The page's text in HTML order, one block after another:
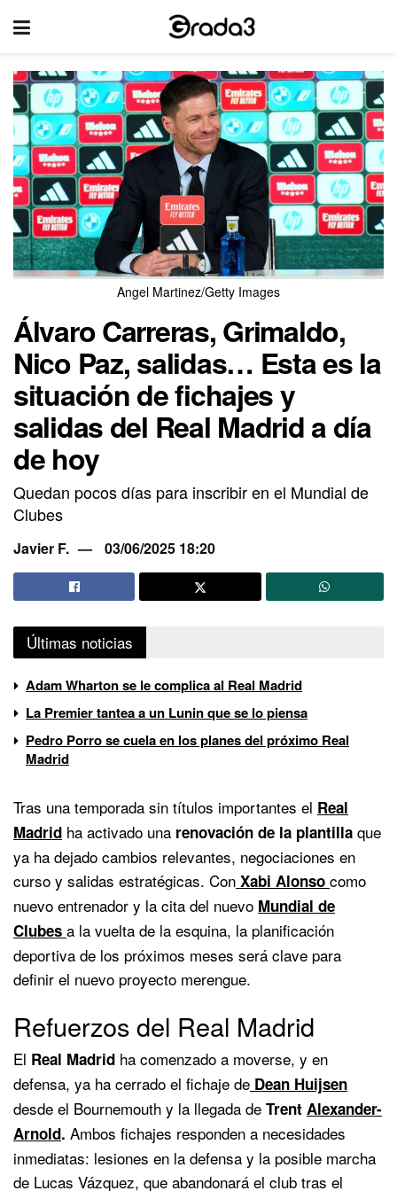
Angel Martinez/Getty Images
Álvaro Carreras, Grimaldo,
Nico Paz, salidas… Esta es la
situación de fichajes y
salidas del Real Madrid a día
de hoy
Quedan pocos días para inscribir en el Mundial de
Clubes
Javier F. 03/06/2025 18:20
Últimas noticias
Adam Wharton se le complica al Real Madrid
La Premier tantea a un Lunin que se lo piensa
Pedro Porro se cuela en los planes del próximo Real
Madrid
Tras una temporada sin títulos importantes el Real
Madrid ha activado una renovación de la plantilla que
ya ha dejado cambios relevantes, negociaciones en
curso y salidas estratégicas. Con Xabi Alonso como
nuevo entrenador y la cita del nuevo Mundial de
Clubes a la vuelta de la esquina, la planificación
deportiva de los próximos meses será clave para
definir el nuevo proyecto merengue.
Refuerzos del Real Madrid
El Real Madrid ha comenzado a moverse, y en
defensa, ya ha cerrado el fichaje de Dean Huijsen
desde el Bournemouth y la llegada de Trent Alexander-
Arnold. Ambos fichajes responden a necesidades
inmediatas: lesiones en la defensa y la posible marcha
de Lucas Vázquez, que abandonará el club tras el